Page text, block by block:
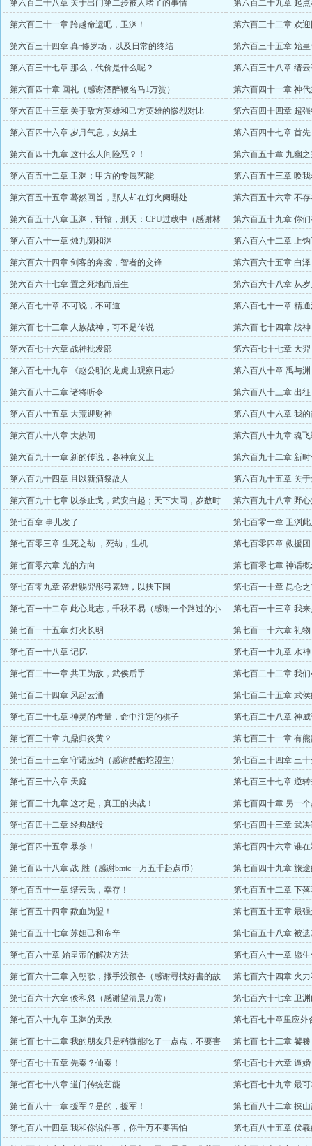
第六百二十八章 关于出门第二步被人堵了的事情 第六百二十九章 起
第六百三十一章 跨越命运吧，卫渊！ 第六百三十二章 欢
第六百三十四章 真·修罗场，以及日常的终结 第六百三十五章 始
第六百三十七章 那么，代价是什么呢？
第六百三十八章 缙
一）
第六百四十章 回礼（感谢酒醉鞭名马1万赏） 第六百四十一章 神
第六百四十三章 关于敌方英雄和己方英雄的惨烈对比
第六百四十四章 超
泽
第六百四十六章 岁月气息，女娲土 第六百四十七章 首
第六百四十九章 这什么人间险恶？！ 第六百五十章 九幽之
第六百五十二章 卫渊：甲方的专属艺能 第六百五十三章 唤
第六百五十五章 蓦然回首，那人却在灯火阑珊处
第六百五十六章 不
的万赏）
第六百五十八章 卫渊，轩辕，刑天：CPU过载中（感谢林
0099盟主）
第六百五十九章 你
第六百六十一章 烛九阴和渊 第六百六十二章 上钩
第六百六十四章 剑客的奔袭，智者的交锋 第六百六十五章 白
第六百六十七章 置之死地而后生 第六百六十八章 从
第六百七十章 不可说，不可道 第六百七十一章 精
第六百七十三章 人族战神，可不是传说 第六百七十四章 战
第六百七十六章 战神批发部 第六百七十七章 大
第六百七十九章 《赵公明的龙虎山观察日志》 第六百八十章 禹与渊
第六百八十二章 诸将听令 第六百八十三章 出征
第六百八十五章 大荒迎财神 第六百八十六章 我
第六百八十八章 大热闹 第六百八十九章 魂
第六百九十一章 新的传说，各种意义上 第六百九十二章 新时
第六百九十四章 且以新酒祭故人 第六百九十五章 关
第六百九十七章 以杀止戈，武安白起；天下大同，岁数时
移（石夷）
第六百九十八章 野
第七百章 事儿发了 第七百零一章 卫渊
第七百零三章 生死之劫 ，死劫，生机 第七百零四章 救援团
第七百零六章 光的方向 第七百零七章 神话概
第七百零九章 帝君赐羿彤弓素矰，以扶下国 第七百一十章 昆仑之
第七百一十二章 此心此志，千秋不易（感谢一个路过的小
人物而已万赏）
第七百一十三章 我
第七百一十五章 灯火长明 第七百一十六章 礼
第七百一十八章 记忆 第七百一十九章 水
第七百二十一章 共工为敌，武侯后手 第七百二十二章 我
第七百二十四章 风起云涌 第七百二十五章 武
第七百二十七章 神灵的考量，命中注定的棋子 第七百二十八章 神
第七百三十章 九鼎归炎黄？ 第七百三十一章 有
第七百三十三章 守诺应约（感谢酷酷蛇盟主） 第七百三十四章 三
第七百三十六章 天庭
第七百三十七章 逆
起点币）
第七百三十九章 这才是，真正的决战！ 第七百四十章 另一
第七百四十二章 经典战役 第七百四十三章 武
第七百四十五章 暴杀！
第七百四十六章 谁
主）
第七百四十八章 战·胜（感谢bmtc一万五千起点币） 第七百四十九章 旅
第七百五十一章 缙云氏，幸存！ 第七百五十二章 下
第七百五十四章 歃血为盟！ 第七百五十五章 最
第七百五十七章 苏妲己和帝辛 第七百五十八章 被
第七百六十章 始皇帝的解决方法
第七百六十一章 愿
主）
第七百六十三章 入朝歌，撒手没预备（感谢尋找好書的故
事万赏）
第七百六十四章 火
第七百六十六章 倏和忽（感谢望清晨万赏） 第七百六十七章 卫
第七百六十九章 卫渊的天敌 第七百七十章里应外
第七百七十二章 我的朋友只是稍微能吃了一点点，不要害
怕
第七百七十三章 饕
第七百七十五章 先秦？仙秦！ 第七百七十六章 逼婚
第七百七十八章 道门传统艺能 第七百七十九章 最
第七百八十一章 援军？是的，援军！ 第七百八十二章 挟
第七百八十四章 我和你说件事，你千万不要害怕 第七百八十五章 伏